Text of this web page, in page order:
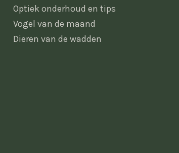
Optiek onderhoud en tips
Vogel van de maand
Dieren van de wadden